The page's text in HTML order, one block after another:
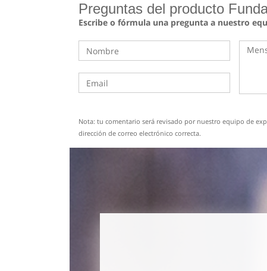
Preguntas del producto
Escribe o fórmula una pregunta a nuestro
Nota: tu comentario será revisado por nuestro equipo de
dirección de correo electrónico correcta.